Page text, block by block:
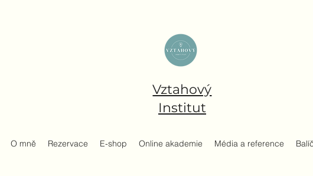
Vztahový
Institut
O mně Rezervace E-shop Online akademie Média a reference